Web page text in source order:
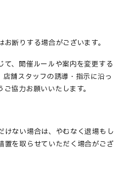
断りする場合がございます。
て、開催ルールや案内を変更する
舗スタッフの誘導・指示に沿っ
協力お願いいたします。
けない場合は、やむなく退場もし
置を取らせていただく場合がござ